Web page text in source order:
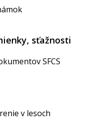
sťažnosti
SFCS
v lesoch